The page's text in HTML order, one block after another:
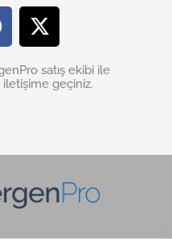
X
-
w
i
e
satış ekibi ile
geçiniz.